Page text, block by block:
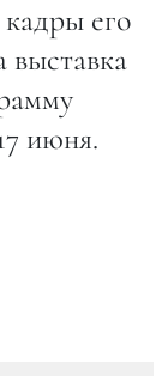
его
июня.